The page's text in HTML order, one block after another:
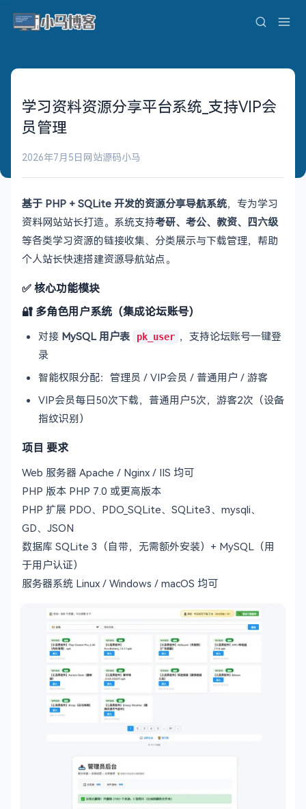
学习资料资源分享平台系统_支持VIP会
员管理
2026年7月5日 网站源码小马
基于 PHP + SQLite 开发的资源分享导航系统，专为学习
资料网站站长打造。系统支持考研、考公、教资、四六级
等各类学习资源的链接收集、分类展示与下载管理，帮助
个人站长快速搭建资源导航站点。
✅ 核心功能模块
🔐 多角色用户系统（集成论坛账号）
对接 MySQL 用户表 pk_user ，支持论坛账号一键登
录
智能权限分配：管理员 / VIP会员 / 普通用户 / 游客
VIP会员每日50次下载，普通用户5次，游客2次（设备
指纹识别）
项目 要求
Web 服务器 Apache / Nginx / IIS 均可
PHP 版本 PHP 7.0 或更高版本
PHP 扩展 PDO、PDO_SQLite、SQLite3、mysqli、
GD、JSON
数据库 SQLite 3（自带，无需额外安装）+ MySQL（用
于用户认证）
服务器系统 Linux / Windows / macOS 均可